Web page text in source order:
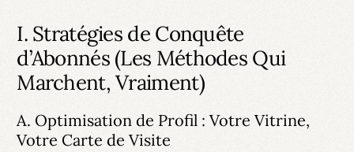
I. Stratégies de Conquête
d’Abonnés (Les Méthodes Qui
Marchent, Vraiment)
A. Optimisation de Profil : Votre Vitrine,
Votre Carte de Visite